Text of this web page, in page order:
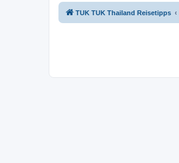
TUK TUK Thailand Reisetipps